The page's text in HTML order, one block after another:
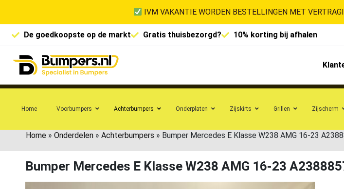
IVM VAKANTIE WORDEN BESTELLINGEN MET
De goedkoopste op de markt Gratis thuisbezorgd? 10% korting bij afhalen
Home Voorbumpers Achterbumpers Onderplaten Zijskirts Grillen Zijscherm
Home » Onderdelen » Achterbumpers » Bumper Mercedes E Klasse W238 AMG 16-23
Bumper Mercedes E Klasse W238 AMG 16-23